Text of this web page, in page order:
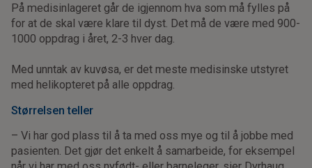
På medisinlageret går de igjennom hva som må fylles på
for at de skal være klare til dyst. Det må de være med 900-
1000 oppdrag i året, 2-3 hver dag.
Med unntak av kuvøsa, er det meste medisinske utstyret
med helikopteret på alle oppdrag.
Størrelsen teller
– Vi har god plass til å ta med oss mye og til å jobbe med
pasienten. Det gjør det enkelt å samarbeide, for eksempel